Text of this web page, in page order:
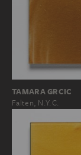
TAMARA GRCIC
Falten, N.Y.C.